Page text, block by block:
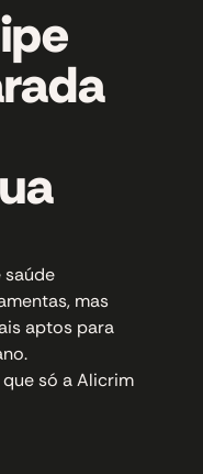
saúde
mas
aptos para
só a Alicrim